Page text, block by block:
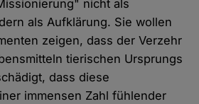
nicht als
als Aufklärung. Sie wollen
zeigen, dass der Verzehr
tierischen Ursprungs
dass diese
immensen Zahl fühlender